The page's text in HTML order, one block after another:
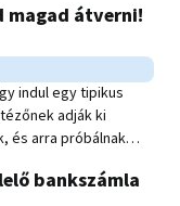
magad átverni!
indul egy tipikus
adják ki
és arra próbálnak
azonnal
bankszámla